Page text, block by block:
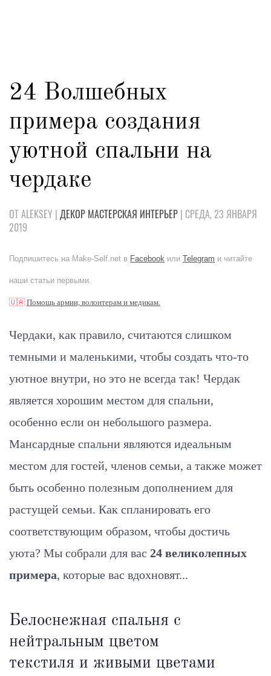
24 Волшебных
примера создания
уютной спальни на
чердаке
ОТ ALEKSEY | ДЕКОР МАСТЕРСКАЯ ИНТЕРЬЕР | СРЕДА, 23 ЯНВАРЯ
2019
Подпишитесь на Make-Self.net в Facebook или Telegram и читайте
наши статьи первыми.
🇺🇦Помощь армии, волонтерам и медикам.
Чердаки, как правило, считаются слишком
темными и маленькими, чтобы создать что-то
уютное внутри, но это не всегда так! Чердак
является хорошим местом для спальни,
особенно если он небольшого размера.
Мансардные спальни являются идеальным
местом для гостей, членов семьи, а также может
быть особенно полезным дополнением для
растущей семьи. Как спланировать его
соответствующим образом, чтобы достичь
уюта? Мы собрали для вас 24 великолепных
примера, которые вас вдохновят...
Белоснежная спальня с
нейтральным цветом
текстиля и живыми цветами